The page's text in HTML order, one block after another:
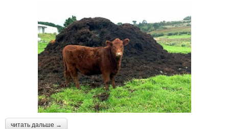
читать дальше →